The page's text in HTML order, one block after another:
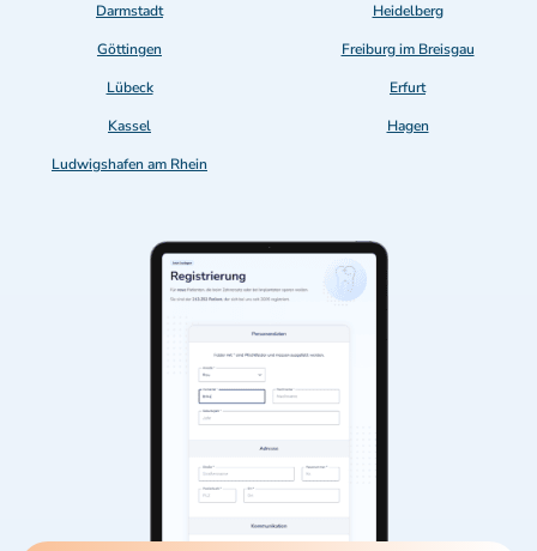
Darmstadt
Heidelberg
Göttingen
Freiburg im Breisgau
Lübeck
Erfurt
Kassel
Hagen
Ludwigshafen am Rhein